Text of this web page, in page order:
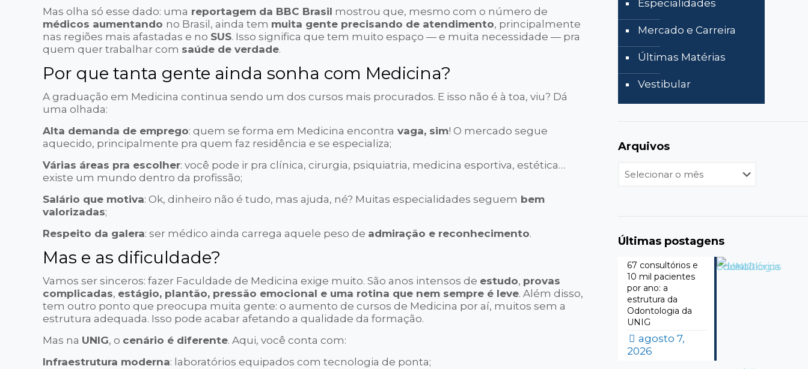
Mas olha só esse dado: uma reportagem da BBC Brasil mostrou que, mesmo com o número de
médicos aumentando no Brasil, ainda tem muita gente precisando de atendimento, principalmente
nas regiões mais afastadas e no SUS. Isso significa que tem muito espaço — e muita necessidade — pra
quem quer trabalhar com saúde de verdade.
Por que tanta gente ainda sonha com Medicina?
A graduação em Medicina continua sendo um dos cursos mais procurados. E isso não é à toa, viu? Dá
uma olhada:
Alta demanda de emprego: quem se forma em Medicina encontra vaga, sim! O mercado segue
aquecido, principalmente pra quem faz residência e se especializa;
Várias áreas pra escolher: você pode ir pra clínica, cirurgia, psiquiatria, medicina esportiva, estética…
existe um mundo dentro da profissão;
Salário que motiva: Ok, dinheiro não é tudo, mas ajuda, né? Muitas especialidades seguem bem
valorizadas;
Respeito da galera: ser médico ainda carrega aquele peso de admiração e reconhecimento.
Mas e as dificuldade?
Vamos ser sinceros: fazer Faculdade de Medicina exige muito. São anos intensos de estudo, provas
complicadas, estágio, plantão, pressão emocional e uma rotina que nem sempre é leve. Além disso,
tem outro ponto que preocupa muita gente: o aumento de cursos de Medicina por aí, muitos sem a
estrutura adequada. Isso pode acabar afetando a qualidade da formação.
Mas na UNIG, o cenário é diferente. Aqui, você conta com:
Infraestrutura moderna: laboratórios equipados com tecnologia de ponta;
Especialidades
Mercado e Carreira
Últimas Matérias
Vestibular
Arquivos
Últimas postagens
67 consultórios e
10 mil pacientes
por ano: a
estrutura da
Odontologia da
UNIG
agosto 7,
2026